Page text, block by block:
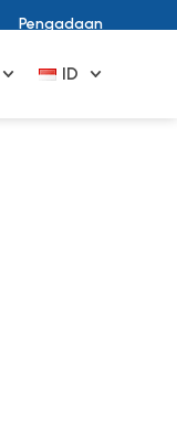
Pengadaan
ID